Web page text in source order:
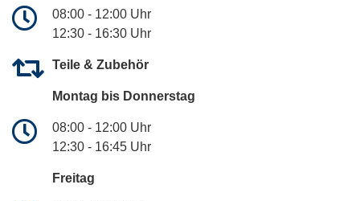
08:00 - 12:00 Uhr
12:30 - 16:30 Uhr
Teile & Zubehör
Montag bis Donnerstag
08:00 - 12:00 Uhr
12:30 - 16:45 Uhr
Freitag